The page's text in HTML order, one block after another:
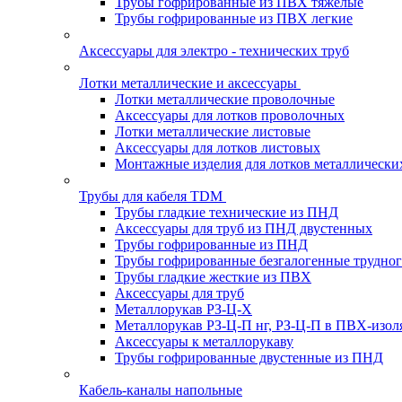
Трубы гофрированные из ПВХ легкие
Аксессуары для электро - технических труб
Лотки металлические и аксессуары
Лотки металлические проволочные
Аксессуары для лотков проволочных
Лотки металлические листовые
Аксессуары для лотков листовых
Монтажные изделия для лотков
Трубы для кабеля TDM
Трубы гладкие технические из ПНД
Аксессуары для труб из ПНД двустенных
Трубы гофрированные из ПНД
Трубы гофрированные безгалогенные
Трубы гладкие жесткие из ПВХ
Аксессуары для труб
Металлорукав РЗ-Ц-Х
Металлорукав РЗ-Ц-П нг, РЗ-Ц-П в ПВХ-
Аксессуары к металлорукаву
Трубы гофрированные двустенные из ПНД
Кабель-каналы напольные